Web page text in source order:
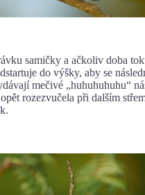
a ačkoliv doba
do výšky, aby se
mečivé „huhuhuhuhu“
rozezvučela při dalším